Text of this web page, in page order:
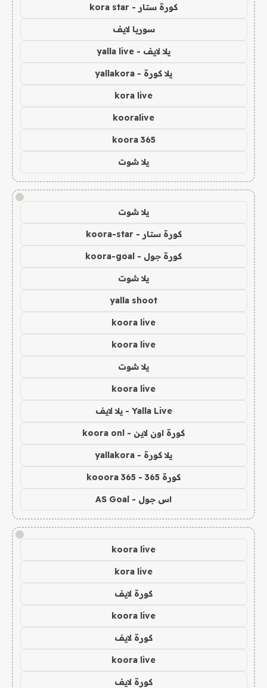
كورة ستار - kora star
سوريا لايف
يلا لايف - yalla live
يلا كورة - yallakora
kora live
kooralive
koora 365
يلا شوت
!
يلا شوت
كورة ستار - koora-star
كورة جول - koora-goal
يلا شوت
yalla shoot
koora live
koora live
يلا شوت
koora live
Yalla Live - يلا لايف
كورة اون لاين - koora onl
يلا كورة - yallakora
كورة 365 - kooora 365
اس جول - AS Goal
!
koora live
kora live
كورة لايف
koora live
كورة لايف
koora live
كورة لايف